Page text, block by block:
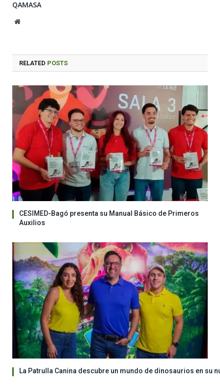
QAMASA
Website
RELATED POSTS
CESIMED-Bagó presenta su Manual Básico de Primeros
Auxilios
La Patrulla Canina descubre un mundo de dinosaurios en su